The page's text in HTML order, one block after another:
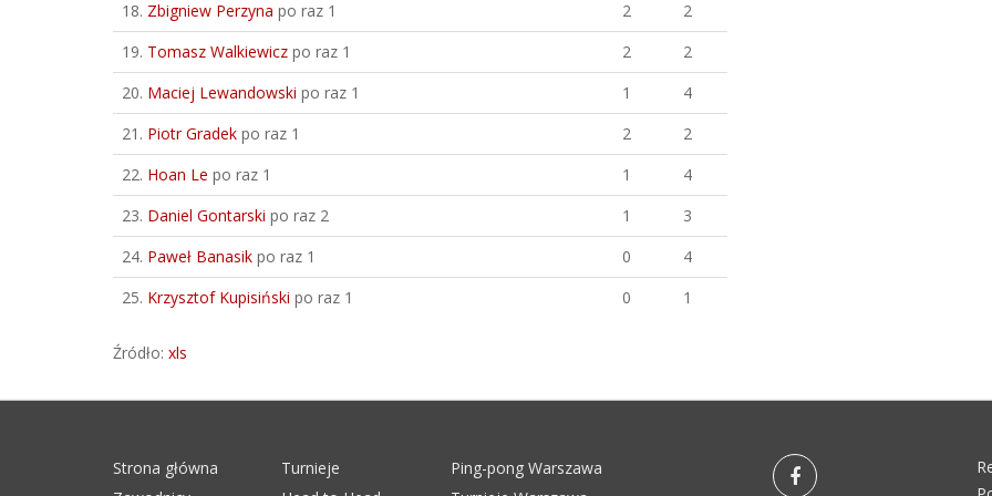
18. Zbigniew Perzyna po raz 1 2
2
19. Tomasz Walkiewicz po raz 1 2
2
20. Maciej Lewandowski po raz 1 1
4
21. Piotr Gradek po raz 1 2
2
22. Hoan Le po raz 1 1
4
23. Daniel Gontarski po raz 2 1
3
24. Paweł Banasik po raz 1 0
4
25. Krzysztof Kupisiński po raz 1 0 1
Źródło: xls
Strona główna Turnieje
Ping-pong Warszawa